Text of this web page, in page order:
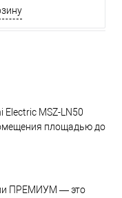
Electric MSZ-LN50
площадью до
ПРЕМИУМ — это